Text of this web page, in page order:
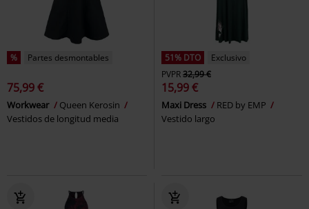
% Partes desmontables
75,99 €
Workwear
Queen Kerosin
Vestidos de longitud media
51% DTO
Exclusivo
PVPR32,99 €
15,99 €
Maxi Dress
RED by EMP
Vestido largo